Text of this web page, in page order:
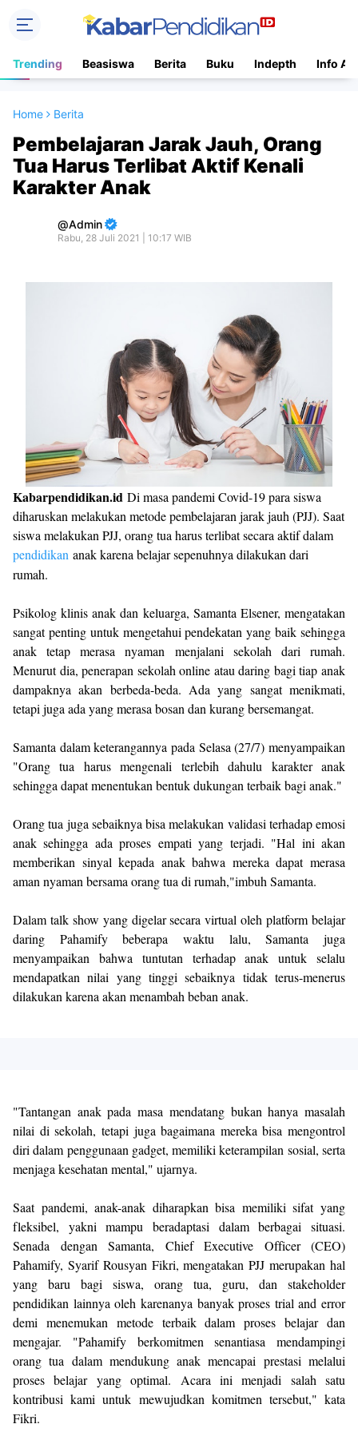
Trending Beasiswa Berita Buku Indepth Info
Home Berita
Pembelajaran Jarak Jauh, Orang
Tua Harus Terlibat Aktif Kenali
Karakter Anak
Admin
Rabu, 28 Juli 2021 | 10:17 WIB
Kabarpendidikan.id Di masa pandemi Covid-19 para siswa
diharuskan melakukan metode pembelajaran jarak jauh (PJJ). Saat
siswa melakukan PJJ, orang tua harus terlibat secara aktif dalam
pendidikan anak karena belajar sepenuhnya dilakukan dari
rumah.
Psikolog klinis anak dan keluarga, Samanta Elsener, mengatakan
sangat penting untuk mengetahui pendekatan yang baik sehingga
anak tetap merasa nyaman menjalani sekolah dari rumah.
Menurut dia, penerapan sekolah online atau daring bagi tiap anak
dampaknya akan berbeda-beda. Ada yang sangat menikmati,
tetapi juga ada yang merasa bosan dan kurang bersemangat.
Samanta dalam keterangannya pada Selasa (27/7) menyampaikan
"Orang tua harus mengenali terlebih dahulu karakter anak
sehingga dapat menentukan bentuk dukungan terbaik bagi anak."
Orang tua juga sebaiknya bisa melakukan validasi terhadap emosi
anak sehingga ada proses empati yang terjadi. "Hal ini akan
memberikan sinyal kepada anak bahwa mereka dapat merasa
aman nyaman bersama orang tua di rumah,"imbuh Samanta.
Dalam talk show yang digelar secara virtual oleh platform belajar
daring Pahamify beberapa waktu lalu, Samanta juga
menyampaikan bahwa tuntutan terhadap anak untuk selalu
mendapatkan nilai yang tinggi sebaiknya tidak terus-menerus
dilakukan karena akan menambah beban anak.
"Tantangan anak pada masa mendatang bukan hanya masalah
nilai di sekolah, tetapi juga bagaimana mereka bisa mengontrol
diri dalam penggunaan gadget, memiliki keterampilan sosial, serta
menjaga kesehatan mental," ujarnya.
Saat pandemi, anak-anak diharapkan bisa memiliki sifat yang
fleksibel, yakni mampu beradaptasi dalam berbagai situasi.
Senada dengan Samanta, Chief Executive Officer (CEO)
Pahamify, Syarif Rousyan Fikri, mengatakan PJJ merupakan hal
yang baru bagi siswa, orang tua, guru, dan stakeholder
pendidikan lainnya oleh karenanya banyak proses trial and error
demi menemukan metode terbaik dalam proses belajar dan
mengajar. "Pahamify berkomitmen senantiasa mendampingi
orang tua dalam mendukung anak mencapai prestasi melalui
proses belajar yang optimal. Acara ini menjadi salah satu
kontribusi kami untuk mewujudkan komitmen tersebut," kata
Fikri.